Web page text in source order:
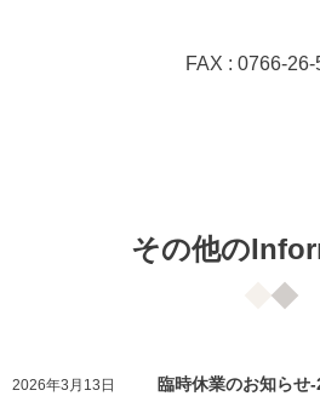
FAX : 0766-
その他の
2026年3月13日 臨時休業のお知らせ